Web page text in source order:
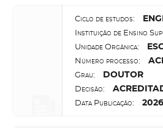
Ciclo de estudos: E
Instituição de Ensino
Unidade Orgânica: E
Número processo: A
Grau: DOUTOR
Decisão: A
Data Publicação: